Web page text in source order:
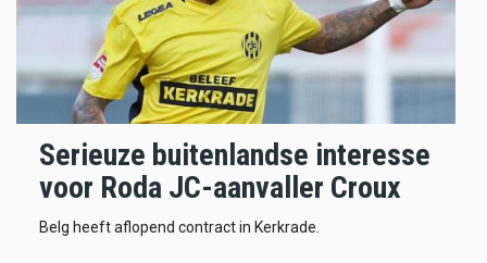
Serieuze buitenlandse interesse
voor Roda JC-aanvaller Croux
Belg heeft aflopend contract in Kerkrade.